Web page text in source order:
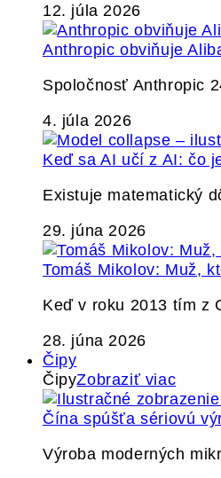
12. júla 2026
Anthropic obviňuje
Spoločnosť Anthropic
4. júla 2026
Keď sa AI učí z AI: čo
Existuje matematický
29. júna 2026
Tomáš Mikolov: Muž,
Keď v roku 2013 tím z
28. júna 2026
Čipy
ČipyZobraziť viac
Čína spúšťa sériovú
Výroba moderných